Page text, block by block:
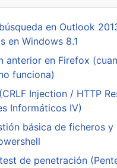
en Outlook
en Windows 8.1
anterior en Firefox
funciona)
Injection / HTTP
Informáticos IV)
básica de ficheros y
de penetración